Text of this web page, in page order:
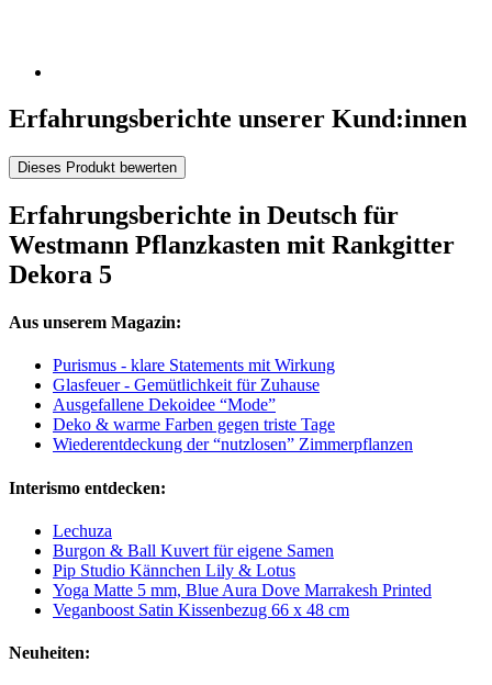
Erfahrungsberichte unserer Kund:innen
Dieses Produkt bewerten
Erfahrungsberichte in Deutsch für
Westmann Pflanzkasten mit Rankgitter
Dekora 5
Aus unserem Magazin:
Purismus - klare Statements mit Wirkung
Glasfeuer - Gemütlichkeit für Zuhause
Ausgefallene Dekoidee “Mode”
Deko & warme Farben gegen triste Tage
Wiederentdeckung der “nutzlosen” Zimmerpflanzen
Interismo entdecken:
Lechuza
Burgon & Ball Kuvert für eigene Samen
Pip Studio Kännchen Lily & Lotus
Yoga Matte 5 mm, Blue Aura Dove Marrakesh Printed
Veganboost Satin Kissenbezug 66 x 48 cm
Neuheiten: